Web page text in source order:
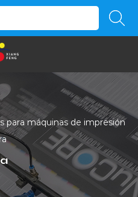
para máquinas de impresión